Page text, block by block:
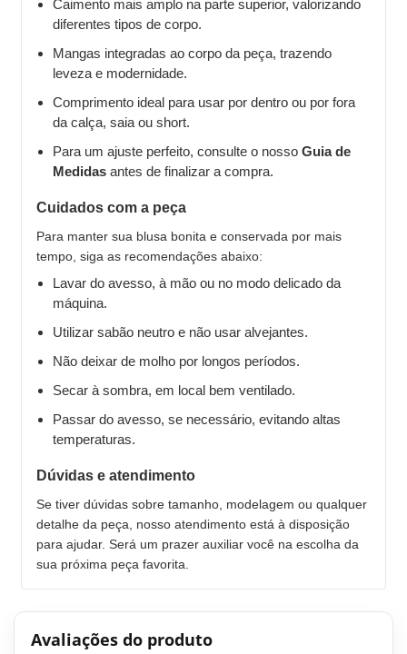
Caimento mais amplo na parte superior, valorizando
diferentes tipos de corpo.
Mangas integradas ao corpo da peça, trazendo
leveza e modernidade.
Comprimento ideal para usar por dentro ou por fora
da calça, saia ou short.
Para um ajuste perfeito, consulte o nosso Guia de
Medidas antes de finalizar a compra.
Cuidados com a peça
Para manter sua blusa bonita e conservada por mais
tempo, siga as recomendações abaixo:
Lavar do avesso, à mão ou no modo delicado da
máquina.
Utilizar sabão neutro e não usar alvejantes.
Não deixar de molho por longos períodos.
Secar à sombra, em local bem ventilado.
Passar do avesso, se necessário, evitando altas
temperaturas.
Dúvidas e atendimento
Se tiver dúvidas sobre tamanho, modelagem ou qualquer
detalhe da peça, nosso atendimento está à disposição
para ajudar. Será um prazer auxiliar você na escolha da
sua próxima peça favorita.
Avaliações do produto